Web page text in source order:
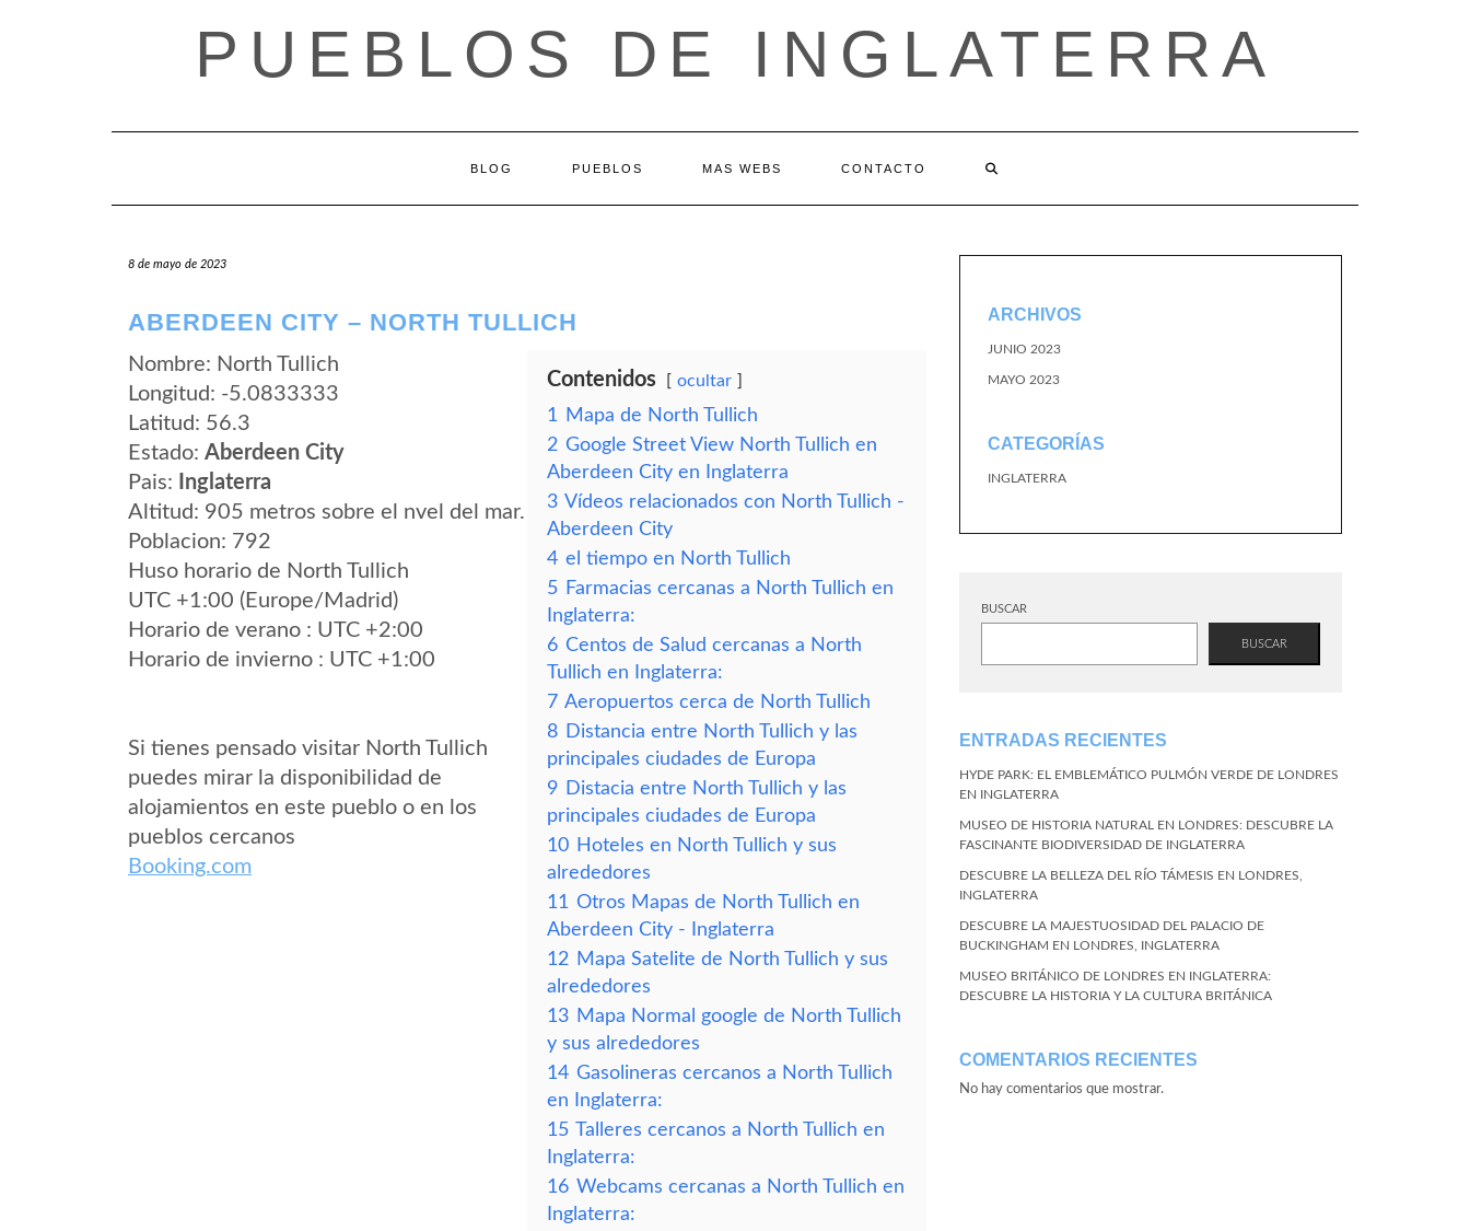
PUEBLOS DE INGLATERRA
BLOG PUEBLOS MAS WEBS CONTACTO
8 de mayo de 2023
ABERDEEN CITY – NORTH TULLICH
Nombre: North Tullich
Longitud: -5.0833333
Latitud: 56.3
Estado: Aberdeen City
Pais:
Inglaterra
Altitud: 905 metros sobre el nvel del mar.
Poblacion: 792
Huso horario de North Tullich
UTC +1:00 (Europe/Madrid)
Horario de verano : UTC +2:00
Horario de invierno : UTC +1:00
Si tienes pensado visitar North Tullich
puedes mirar la disponibilidad de
alojamientos en este pueblo o en los
pueblos cercanos
Booking.com
Contenidos ocultar
1
Mapa de North Tullich
2 Google Street View North Tullich en
Aberdeen City en Inglaterra
3 Vídeos relacionados con North Tullich -
Aberdeen City
4 el tiempo en North Tullich
5 Farmacias cercanas a North Tullich en
Inglaterra:
6 Centos de Salud cercanas a North
Tullich en Inglaterra:
7 Aeropuertos cerca de North Tullich
8 Distancia entre North Tullich y las
principales ciudades de Europa
9 Distacia entre North Tullich y las
principales ciudades de Europa
10 Hoteles en North Tullich y sus
alrededores
11 Otros Mapas de North Tullich en
Aberdeen City - Inglaterra
12 Mapa Satelite de North Tullich y sus
alrededores
13 Mapa Normal google de North Tullich
y sus alrededores
14 Gasolineras cercanos a North Tullich
en Inglaterra:
15 Talleres cercanos a North Tullich en
Inglaterra:
16 Webcams cercanas a North Tullich en
Inglaterra:
ARCHIVOS
JUNIO 2023
MAYO 2023
CATEGORÍAS
INGLATERRA
BUSCAR
BUSCAR
ENTRADAS RECIENTES
HYDE PARK: EL EMBLEMÁTICO PULMÓN VERDE DE LONDRES
EN INGLATERRA
MUSEO DE HISTORIA NATURAL EN LONDRES: DESCUBRE LA
FASCINANTE BIODIVERSIDAD DE INGLATERRA
DESCUBRE LA BELLEZA DEL RÍO TÁMESIS EN LONDRES,
INGLATERRA
DESCUBRE LA MAJESTUOSIDAD DEL PALACIO DE
BUCKINGHAM EN LONDRES, INGLATERRA
MUSEO BRITÁNICO DE LONDRES EN INGLATERRA:
DESCUBRE LA HISTORIA Y LA CULTURA BRITÁNICA
COMENTARIOS RECIENTES
No hay comentarios que mostrar.